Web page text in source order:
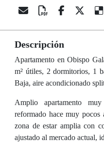
Descripción
Apartamento en Obispo
m² útiles, 2 dormitorios, 1
Baja, aire acondicionado
Amplio apartamento
reformado hace muy
zona de estar amplia con
ajustado al mercado actual,